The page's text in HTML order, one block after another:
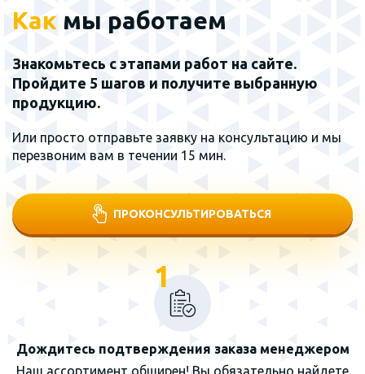
Как мы работаем
Знакомьтесь с этапами работ на сайте.
Пройдите 5 шагов и получите выбранную
продукцию.
Или просто отправьте заявку на консультацию и мы
перезвоним вам в течении 15 мин.
ПРОКОНСУЛЬТИРОВАТЬСЯ
1
Дождитесь подтверждения заказа менеджером
Наш ассортимент обширен! Вы обязательно найдете